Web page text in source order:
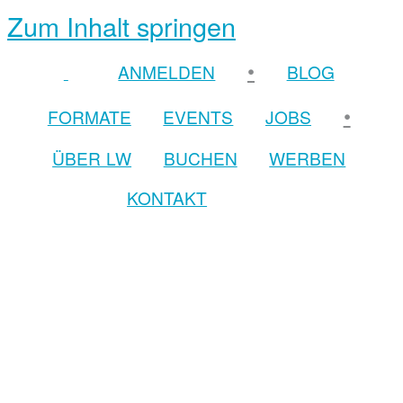
Zum Inhalt springen
ANMELDEN •
BLOG
FORMATE
EVENTS JOBS •
ÜBER LW BUCHEN
WERBEN
KONTAKT